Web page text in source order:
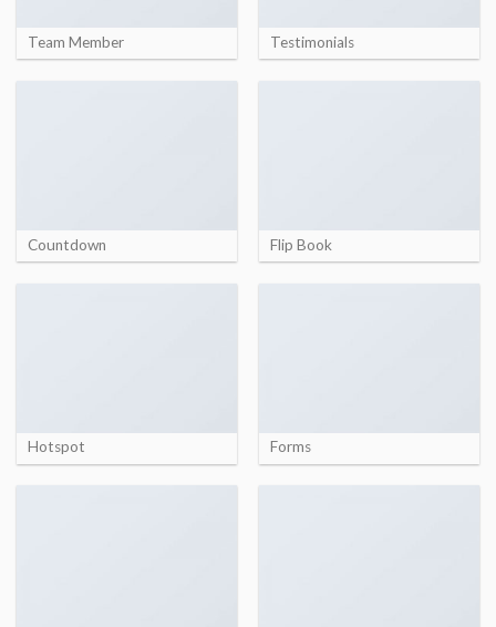
Team Member Testimonials
Countdown Flip Book
Hotspot Forms